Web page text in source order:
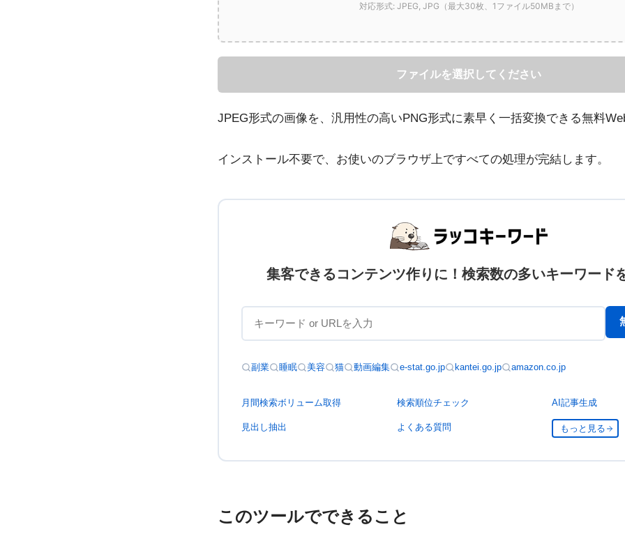
対応形式: JPEG, JPG（最大30枚、1ファイル50MBまで）
ファイルを選択してください
JPEG形式の画像を、汎用性の高いPNG形式に素早く一括変換できる無料
インストール不要で、お使いのブラウザ上ですべての処理が完結します。
集客できるコンテンツ作りに！検索数の多いキーワード
副業 睡眠 美容 猫 動画編集 e-stat.go.jp kantei.go.jp amazon.co.jp
月間検索ボリューム取得 検索順位チェック AI記事生成
見出し抽出 よくある質問 もっと見る
このツールでできること